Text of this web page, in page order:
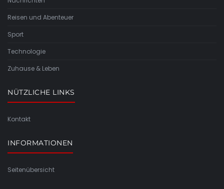
Reisen und Abenteuer
Sport
Technologie
Zuhause & Leben
NÜTZLICHE LINKS
Kontakt
INFORMATIONEN
Seitenübersicht